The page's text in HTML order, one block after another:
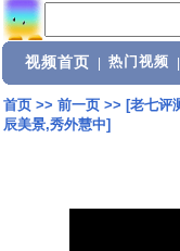
视频首页 热门视频
首页>> 前一页>> [老七评
辰美景,秀外慧中]